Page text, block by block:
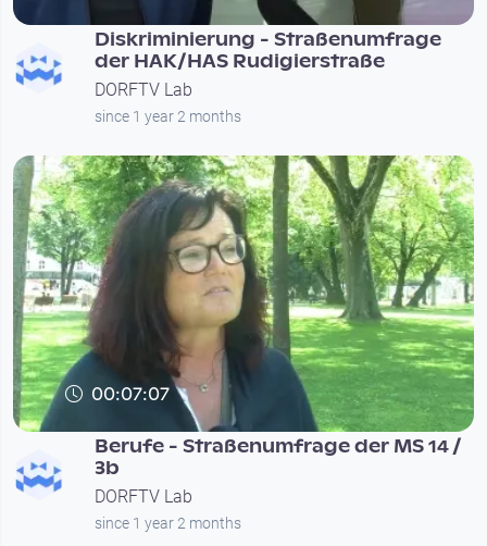
Diskriminierung - Straßenumfrage
der HAK/HAS Rudigierstraße
DORFTV Lab
since 1 year 2 months
00:07:07
Berufe - Straßenumfrage der MS 14 /
3b
DORFTV Lab
since 1 year 2 months